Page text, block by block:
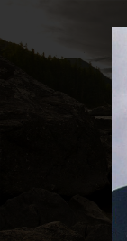
contenu